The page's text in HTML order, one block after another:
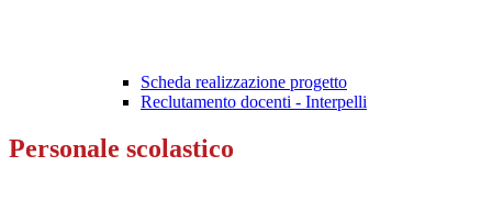
Scheda realizzazione progetto
Reclutamento docenti - Interpelli
Personale scolastico